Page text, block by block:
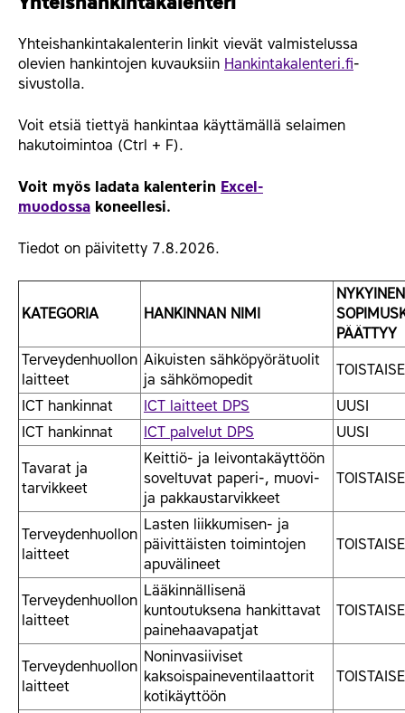
Yhteishankintakalenterin linkit vievät valmistelussa
olevien hankintojen kuvauksiin Hankintakalenteri.fi-
sivustolla.
Voit etsiä tiettyä hankintaa käyttämällä selaimen
hakutoimintoa (Ctrl + F).
Voit myös ladata kalenterin Excel-
muodossa koneellesi.
Tiedot on päivitetty 7.8.2026.
KATEGORIA HANKINNAN NIMI
NYKYINEN
PÄÄTTYY
Terveydenhuollon
laitteet
Aikuisten sähköpyörätuolit
ja sähkömopedit
ICT hankinnat ICT laitteet DPS
UUSI
ICT hankinnat
ICT palvelut DPS UUSI
Tavarat ja
tarvikkeet
Keittiö- ja leivontakäyttöön
soveltuvat paperi-, muovi-
ja pakkaustarvikkeet
Terveydenhuollon
laitteet
Lasten liikkumisen- ja
päivittäisten toimintojen
apuvälineet
Terveydenhuollon
laitteet
Lääkinnällisenä
kuntoutuksena hankittavat
painehaavapatjat
Terveydenhuollon
laitteet
Noninvasiiviset
kaksoispaineventilaattorit
kotikäyttöön